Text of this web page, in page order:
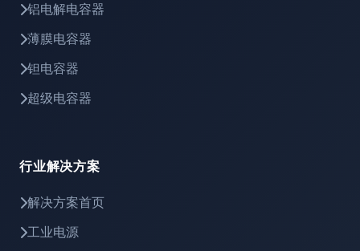
铝电解电容器
薄膜电容器
钽电容器
超级电容器
行业解决方案
解决方案首页
工业电源